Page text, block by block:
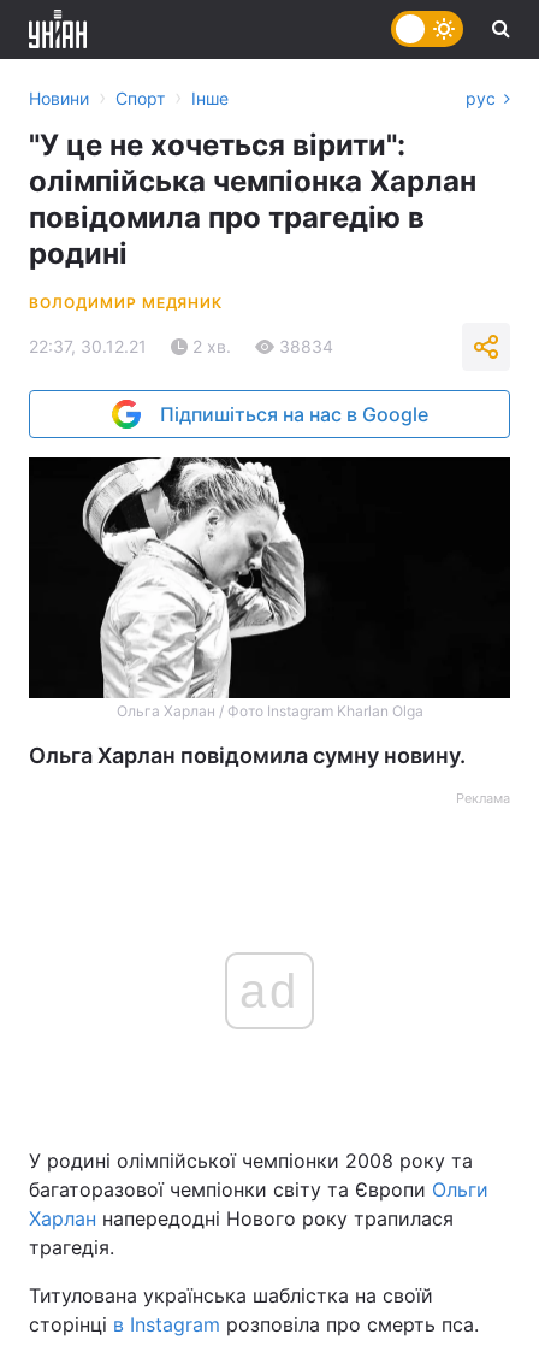
Головна Війна
Україна Політика
Економіка Світ
Спорт
Новини › Спорт › Інше рус
"У це не хочеться вірити":
олімпійська чемпіонка Харлан
повідомила про трагедію в
родині
ВОЛОДИМИР МЕДЯНИК
22:37, 30.12.21 2 хв. 38834
Підпишіться на нас в Google
Ольга Харлан / Фото Instagram Kharlan Olga
Ольга Харлан повідомила сумну новину.
Реклама
ad
У родині олімпійської чемпіонки 2008 року та
багаторазової чемпіонки світу та Європи Ольги
Харлан напередодні Нового року трапилася
трагедія.
Титулована українська шаблістка на своїй
сторінці в Instagram розповіла про смерть пса.